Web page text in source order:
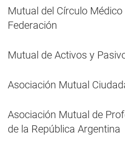
Mutual del Círculo
Federación
Mutual de Activos y
Asociación Mutual
Asociación Mutual de
de la República Argentina